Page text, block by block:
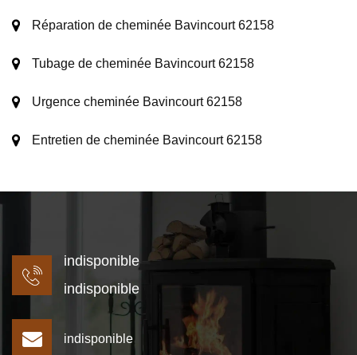
Réparation de cheminée Bavincourt 62158
Tubage de cheminée Bavincourt 62158
Urgence cheminée Bavincourt 62158
Entretien de cheminée Bavincourt 62158
indisponible
indisponible
indisponible